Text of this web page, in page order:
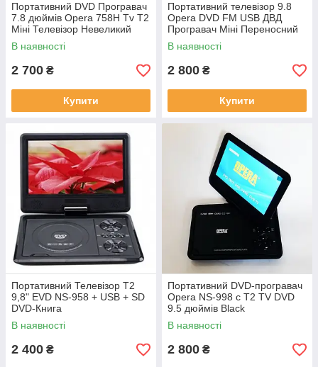
Портативний DVD Програвач
7.8 дюймів Opera 758H Tv T2
Міні Телевізор Невеликий
Автомобіль Опера
В наявності
2 700 ₴
Купити
Портативний телевізор 9.8
Opera DVD FM USB ДВД
Програвач Міні Переносний
Телевізор для Автомобіля
Опера
В наявності
2 800 ₴
Купити
Портативний Телевізор Т2
9,8" EVD NS-958 + USB + SD
DVD-Книга
В наявності
2 400 ₴
Портативний DVD-програвач
Opera NS-998 с Т2 TV DVD
9.5 дюймів Black
В наявності
2 800 ₴